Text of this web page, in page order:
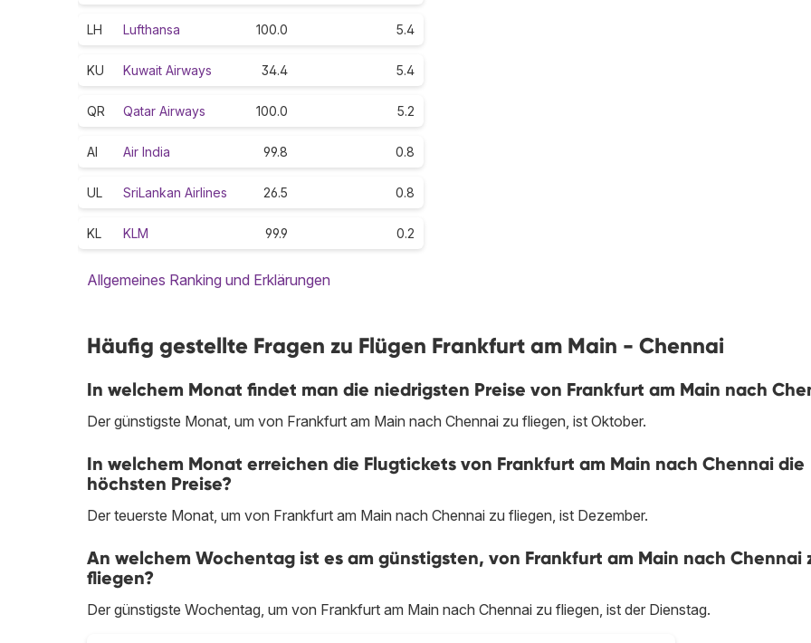
LH Lufthansa 100.0 5.4
KU Kuwait Airways 34.4 5.4
QR Qatar Airways 100.0 5.2
AI Air India 99.8 0.8
UL SriLankan Airlines 26.5 0.8
KL KLM 99.9 0.2
Allgemeines Ranking und Erklärungen
Häufig gestellte Fragen zu Flügen Frankfurt am Main - Chennai
In welchem Monat findet man die niedrigsten Preise von Frankfurt am Main nach
Der günstigste Monat, um von Frankfurt am Main nach Chennai zu fliegen, ist Oktober.
In welchem Monat erreichen die Flugtickets von Frankfurt am Main nach Chennai die
höchsten Preise?
Der teuerste Monat, um von Frankfurt am Main nach Chennai zu fliegen, ist Dezember.
An welchem Wochentag ist es am günstigsten, von Frankfurt am Main nach Chennai
fliegen?
Der günstigste Wochentag, um von Frankfurt am Main nach Chennai zu fliegen, ist der Dienstag.